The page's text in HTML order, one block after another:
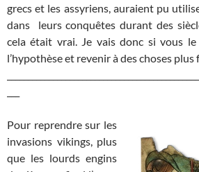
grecs et les assyriens, auraient pu
dans leurs conquêtes durant des
cela était vrai. Je vais donc si vous
l’hypothèse et revenir à des choses plus
Pour reprendre sur les
invasions vikings, plus
que les lourds engins